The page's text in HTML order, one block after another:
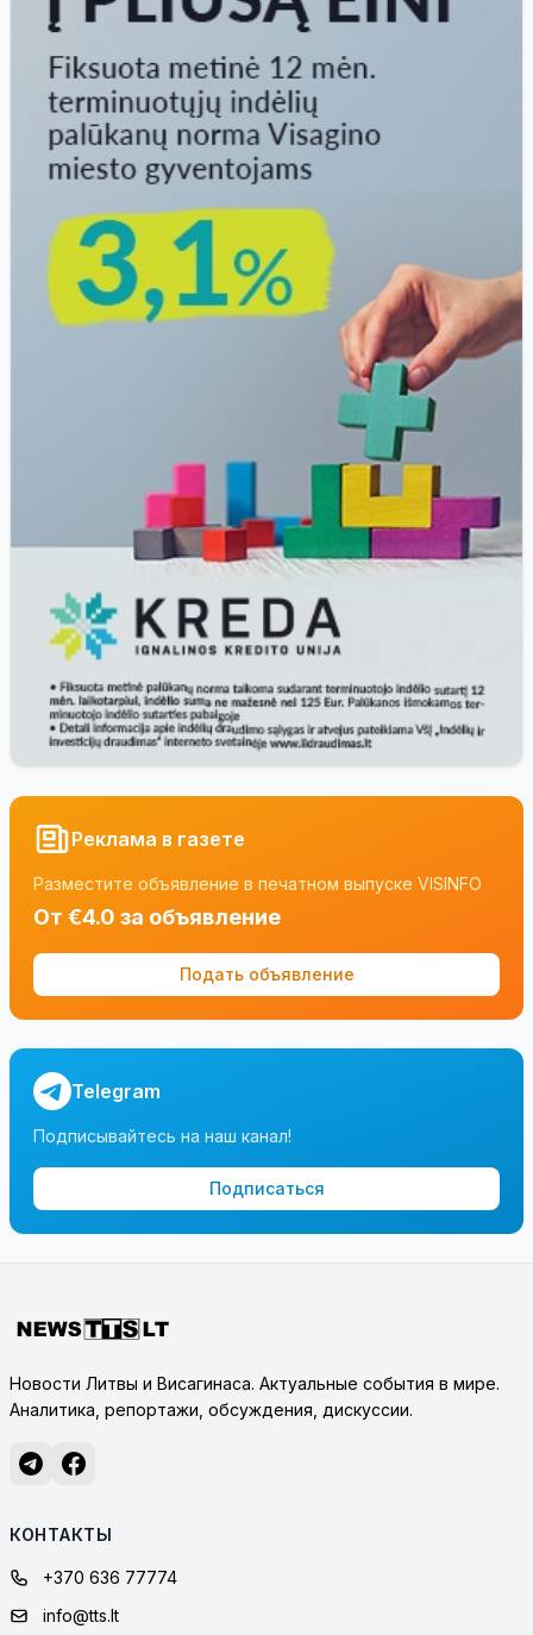
Реклама в газете
Разместите объявление в печатном выпуске VISINFO
От €4.0 за объявление
Подать объявление
Telegram
Подписывайтесь на наш канал!
Подписаться
Новости Литвы и Висагинаса. Актуальные события в мире.
Аналитика, репортажи, обсуждения, дискуссии.
КОНТАКТЫ
+370 636 77774
info@tts.lt